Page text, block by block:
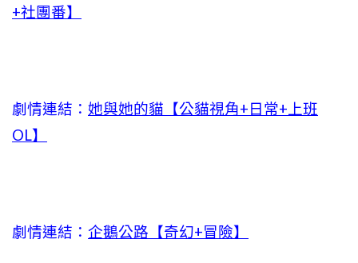
+社團番】
劇情連結： 她與她的貓【公貓視角+日常+上班
OL】
劇情連結： 企鵝公路【奇幻+冒險】